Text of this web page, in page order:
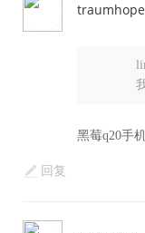
traumhope
黑莓q20手
回复